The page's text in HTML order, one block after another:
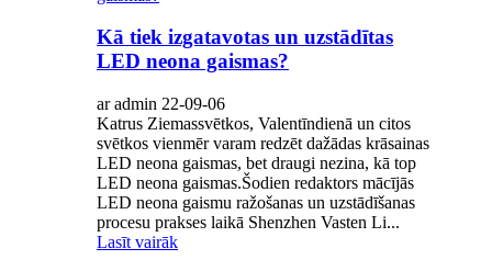
Kā tiek izgatavotas un uzstādītas
LED neona gaismas?
ar admin 22-09-06
Katrus Ziemassvētkos, Valentīndienā un citos
svētkos vienmēr varam redzēt dažādas krāsainas
LED neona gaismas, bet draugi nezina, kā top
LED neona gaismas.Šodien redaktors mācījās
LED neona gaismu ražošanas un uzstādīšanas
procesu prakses laikā Shenzhen Vasten Li...
Lasīt vairāk